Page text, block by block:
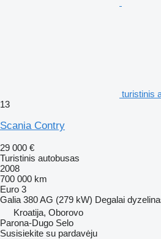
turistinis
13
Scania Contry
29 000 €
Turistinis autobusas
2008
700 000 km
Euro 3
Galia 380 AG (279 kW) Degalai
Kroatija, Oborovo
Parona-Dugo Selo
Susisiekite su pardavėju